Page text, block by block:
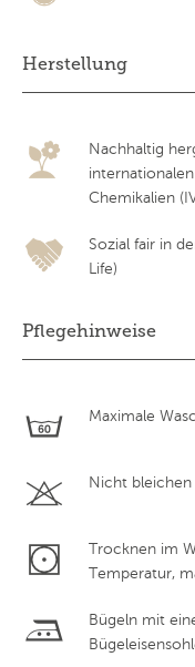
Herstellung
Nachhaltig
Chemikalien
Sozial fair in
Life)
Pflegehinweise
Maximale
Nicht bleichen
Trocknen im
Temperatur,
Bügeln mit